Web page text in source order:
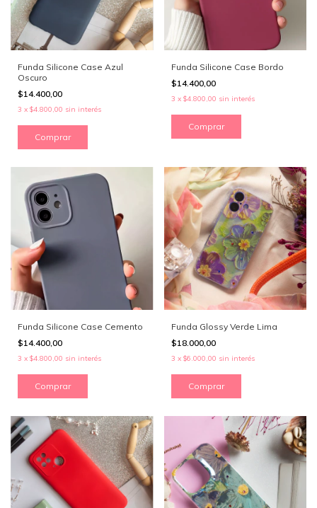
Funda Silicone Case Azul
Oscuro
$14.400,00
3 x $4.800,00 sin interés
Comprar
Funda Silicone Case Bordo
$14.400,00
3 x $4.800,00 sin interés
Comprar
Funda Silicone Case Cemento
$14.400,00
3 x $4.800,00 sin interés
Comprar
Funda Glossy Verde Lima
$18.000,00
3 x $6.000,00 sin interés
Comprar